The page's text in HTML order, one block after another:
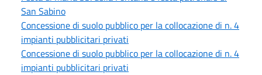
San Sabino
Concessione di suolo pubblico per la collocazione di n. 4
impianti pubblicitari privati
Concessione di suolo pubblico per la collocazione di n. 4
impianti pubblicitari privati